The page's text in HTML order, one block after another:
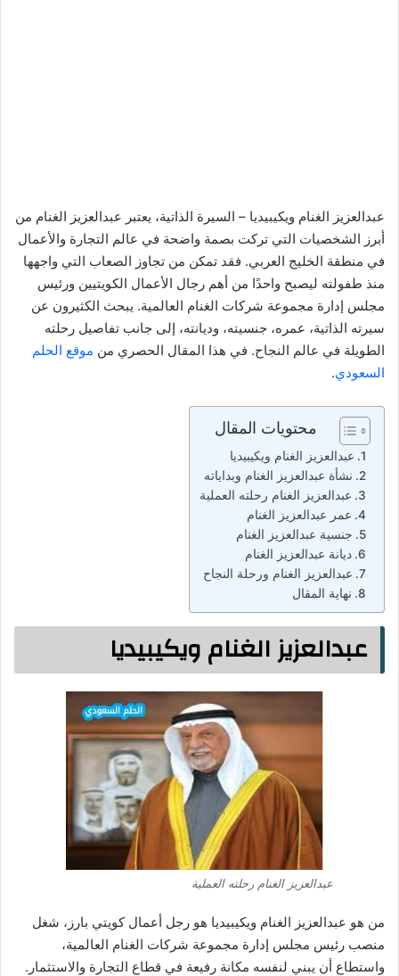
عبدالعزيز الغنام ويكيبيديا – السيرة الذاتية، يعتبر عبدالعزيز الغنام من
أبرز الشخصيات التي تركت بصمة واضحة في عالم التجارة والأعمال
في منطقة الخليج العربي. فقد تمكن من تجاوز الصعاب التي واجهها
منذ طفولته ليصبح واحدًا من أهم رجال الأعمال الكويتيين ورئيس
مجلس إدارة مجموعة شركات الغنام العالمية. يبحث الكثيرون عن
سيرته الذاتية، عمره، جنسيته، وديانته، إلى جانب تفاصيل رحلته
الطويلة في عالم النجاح. في هذا المقال الحصري من موقع الحلم
السعودي.
محتويات المقال
عبدالعزيز الغنام ويكيبيديا
نشأة عبدالعزيز الغنام وبداياته
عبدالعزيز الغنام رحلته العملية
عمر عبدالعزيز الغنام
جنسية عبدالعزيز الغنام
ديانة عبدالعزيز الغنام
عبدالعزيز الغنام ورحلة النجاح
نهاية المقال
عبدالعزيز الغنام ويكيبيديا
عبدالعزيز الغنام رحلته العملية
من هو عبدالعزيز الغنام ويكيبيديا هو رجل أعمال كويتي بارز، شغل
منصب رئيس مجلس إدارة مجموعة شركات الغنام العالمية،
واستطاع أن يبني لنفسه مكانة رفيعة في قطاع التجارة والاستثمار.